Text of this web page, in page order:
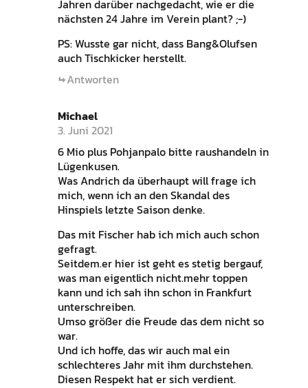
Jahren darüber nachgedacht, wie er die
nächsten 24 Jahre im Verein plant? ;-)
PS: Wusste gar nicht, dass Bang&Olufsen
auch Tischkicker herstellt.
Antworten
Michael
3. Juni 2021
6 Mio plus Pohjanpalo bitte raushandeln in
Lügenkusen.
Was Andrich da überhaupt will frage ich
mich, wenn ich an den Skandal des
Hinspiels letzte Saison denke.
Das mit Fischer hab ich mich auch schon
gefragt.
Seitdem.er hier ist geht es stetig bergauf,
was man eigentlich nicht.mehr toppen
kann und ich sah ihn schon in Frankfurt
unterschreiben.
Umso größer die Freude das dem nicht so
war.
Und ich hoffe, das wir auch mal ein
schlechteres Jahr mit ihm durchstehen.
Diesen Respekt hat er sich verdient.